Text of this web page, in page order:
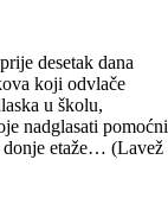
desetak dana
koji odvlače
u školu,
nadglasati pomoćni
donje etaže… (Lavež